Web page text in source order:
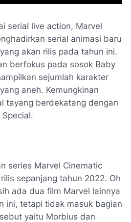
serial live action, Marvel
serial animasi baru
akan rilis pada tahun ini.
berfokus pada sosok Baby
sejumlah karakter
aneh. Kemungkinan
tayang berdekatang dengan
Special.
series Marvel Cinematic
sepanjang tahun 2022. Oh
ada dua film Marvel lainnya
ini, tetapi tidak masuk bagian
yaitu Morbius dan